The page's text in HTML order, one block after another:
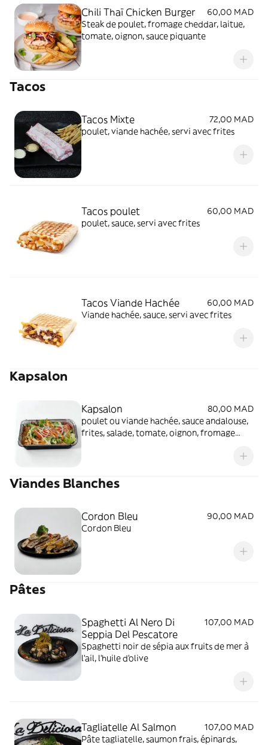
Chili Thaï Chicken Burger
60,00 MAD
Steak de poulet, fromage cheddar, laitue,
tomate, oignon, sauce piquante
Tacos
Tacos Mixte
72,00 MAD
poulet, viande hachée, servi avec frites
Tacos poulet
60,00 MAD
poulet, sauce, servi avec frites
Tacos Viande Hachée
60,00 MAD
Viande hachée, sauce, servi avec frites
Kapsalon
Kapsalon
80,00 MAD
poulet ou viande hachée, sauce andalouse,
frites, salade, tomate, oignon, fromage
Viandes Blanches
Cordon Bleu
90,00 MAD
Cordon Bleu
Pâtes
Spaghetti Al Nero Di
Seppia Del Pescatore
107,00 MAD
Spaghetti noir de sépia aux fruits de mer à
l'ail, l'huile d'olive
Tagliatelle Al Salmon
107,00 MAD
Pâte tagliatelle, saumon frais, épinards,